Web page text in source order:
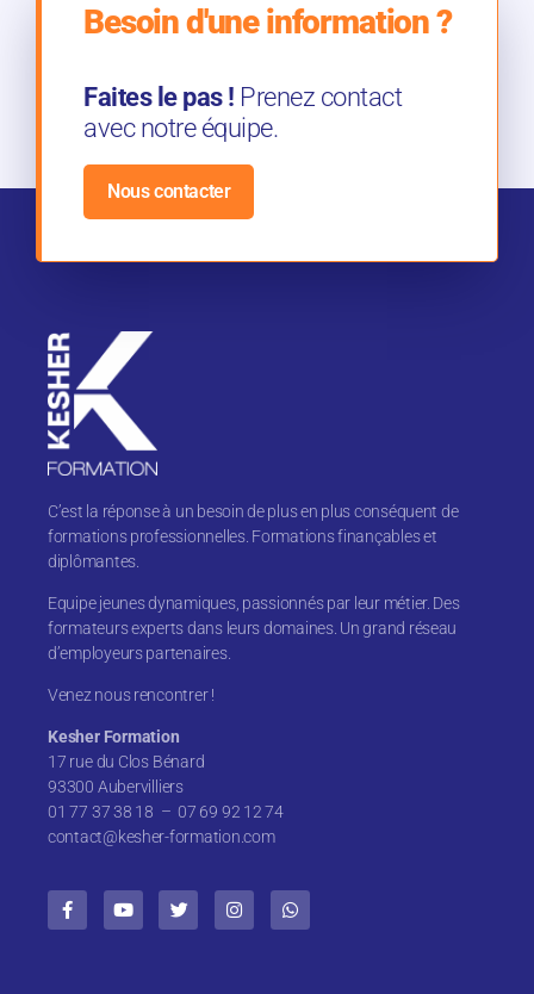
Besoin d'une information ?
Faites le pas ! Prenez contact
avec notre équipe.
Nous contacter
C’est la réponse à un besoin de plus en plus conséquent de
formations professionnelles. Formations finançables et
diplômantes.
Equipe jeunes dynamiques, passionnés par leur métier. Des
formateurs experts dans leurs domaines. Un grand réseau
d’employeurs partenaires.
Venez nous rencontrer !
Kesher Formation
17 rue du Clos Bénard
93300 Aubervilliers
01 77 37 38 18 – 07 69 92 12 74
contact@kesher-formation.com